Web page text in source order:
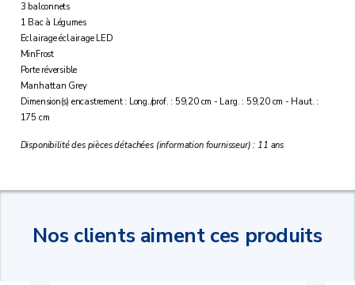
3 balconnets
1 Bac à Légumes
Eclairage éclairage LED
MinFrost
Porte réversible
Manhattan Grey
Dimension(s) encastrement : Long./prof. : 59,20 cm - Larg. : 59,20 cm - Haut. :
175 cm
Disponibilité des pièces détachées (information fournisseur) : 11 ans
Nos clients aiment ces produits